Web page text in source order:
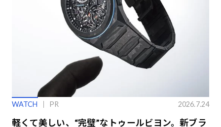
WATCH PR 2026.7.24
軽くて美しい、“完璧”なトゥールビヨン。新ブラ